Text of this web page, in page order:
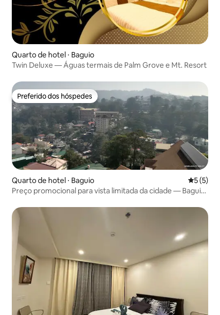
Quarto de hotel ⋅ Baguio
Twin Deluxe — Águas termais de Palm Grove e Mt. Resort
Preferido dos hóspedes
Preferido dos hóspedes
Quarto de hotel ⋅ Baguio 5 de
5 (5)
Preço promocional para vista limitada da cidade — Baguio